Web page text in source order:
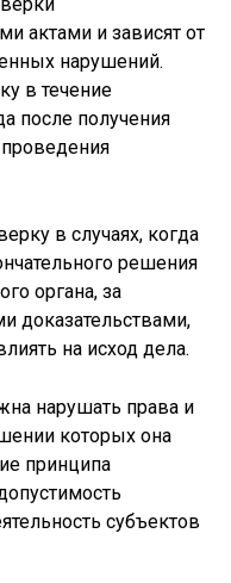
актами и зависят от
нарушений.
в течение
после получения
в случаях, когда
решения
органа, за
доказательствами,
на исход дела.
нарушать права и
которых она
принципа
субъектов